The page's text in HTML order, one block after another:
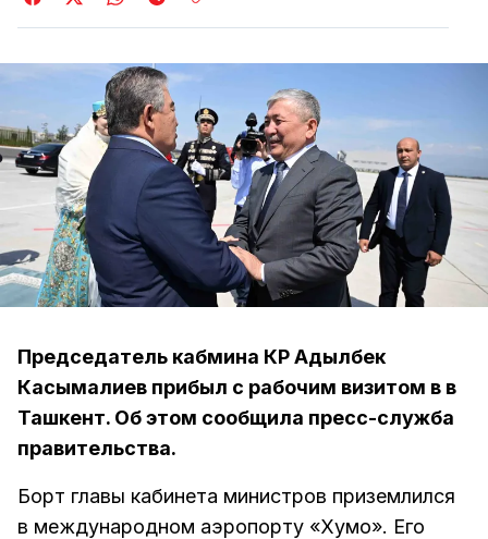
Председатель кабмина КР Адылбек
Касымалиев прибыл с рабочим визитом в в
Ташкент. Об этом сообщила пресс-служба
правительства.
Борт главы кабинета министров приземлился
в международном аэропорту «Хумо». Его